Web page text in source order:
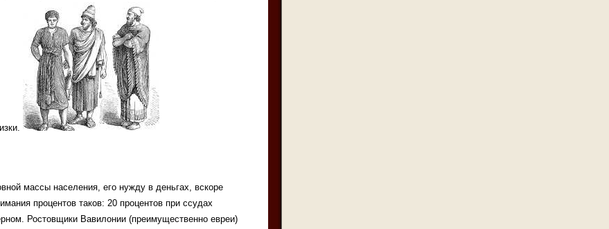
массы населения, его нужду в деньгах, вскоре
процентов таков: 20 процентов при ссудах
Ростовщики Вавилонии (преимущественно евреи)